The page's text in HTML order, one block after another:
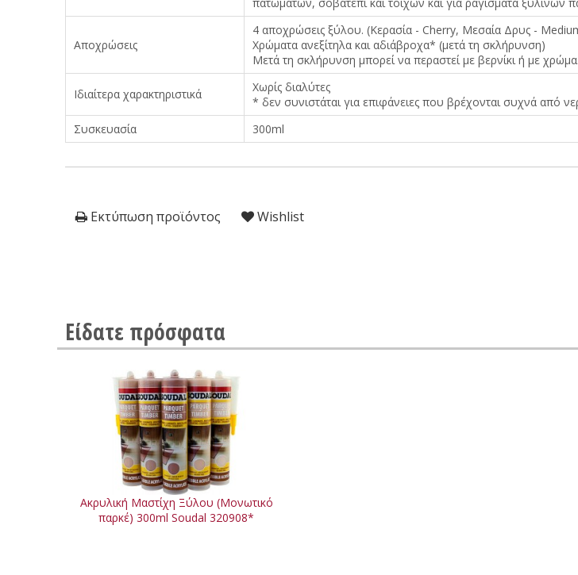
Αποχρώσεις
4 αποχρώσεις ξύλου. (Κερασία - Cherry, Μεσαία Δρυς -
Χρώματα ανεξίτηλα και αδιάβροχα* (μετά τη σκλήρυνση)
Μετά τη σκλήρυνση μπορεί να περαστεί με βερνίκι ή με χρώμα.
Ιδιαίτερα χαρακτηριστικά
Χωρίς διαλύτες
* δεν συνιστάται για επιφάνειες που βρέχονται συχνά από
Συσκευασία
300ml
Εκτύπωση προϊόντος Wishlist
Είδατε πρόσφατα
Ακρυλική Μαστίχη Ξύλου (Μονωτικό
παρκέ) 300ml Soudal 320908*